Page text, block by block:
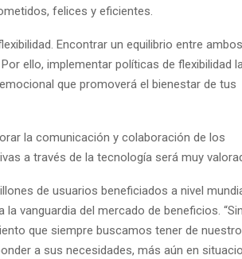
felices y eficientes.
Encontrar un equilibrio entre ambos
ello, implementar políticas de flexibilidad
que promoverá el bienestar de tus
la comunicación y colaboración de los
a través de la tecnología será muy
de usuarios beneficiados a nivel
vanguardia del mercado de beneficios.
que siempre buscamos tener de
a sus necesidades, más aún en